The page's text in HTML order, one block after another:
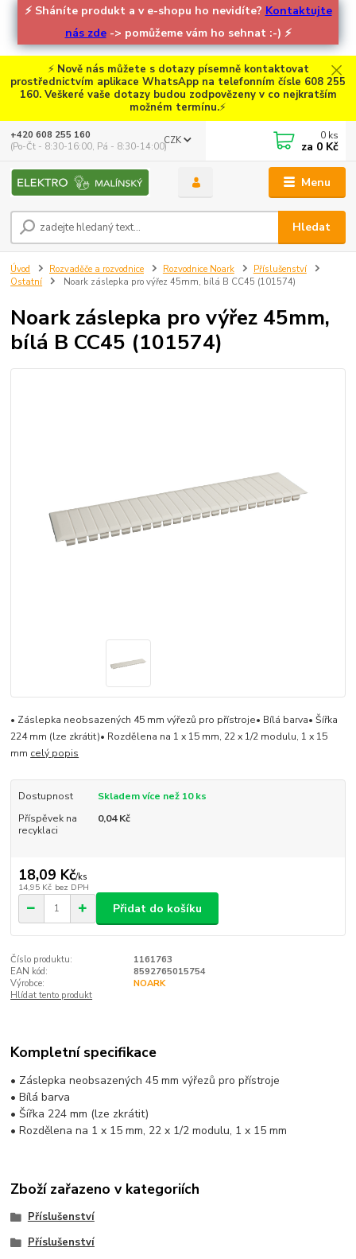
⚡ Sháníte produkt a v e-shopu ho nevidíte? Kontaktujte
nás zde-> pomůžeme vám ho sehnat :-) ⚡
⚡ Nově nás můžete s dotazy písemně kontaktovat
prostřednictvím aplikace WhatsApp na telefonním čísle 608 255
160. Veškeré vaše dotazy budou zodpovězeny v co nejkratším
možném termínu.⚡
Menu
CZK
Hledat
+420 608 255 160
(Po-Čt - 8:30-16:00, Pá - 8:30-14:00)
0 ks
za 0 Kč
Úvod Rozvaděče a rozvodnice Rozvodnice Noark
Příslušenství
Ostatní
Noark záslepka pro výřez 45mm, bílá B CC45 (101574)
Noark záslepka pro výřez 45mm,
bílá B CC45 (101574)
• Záslepka neobsazených 45 mm výřezů pro přístroje• Bílá barva• Šířka
224 mm (lze zkrátit)• Rozdělena na 1 x 15 mm, 22 x 1/2 modulu, 1 x 15
mm celý popis
Dostupnost
Skladem více než 10 ks
Příspěvek na
recyklaci
0,04 Kč
18,09 Kč/ks
14,95 Kč bez DPH
Přidat do košíku
Číslo produktu:
1161763
EAN kód:
8592765015754
Výrobce:
NOARK
Hlídat tento produkt
Kompletní specifikace
• Záslepka neobsazených 45 mm výřezů pro přístroje
• Bílá barva
• Šířka 224 mm (lze zkrátit)
• Rozdělena na 1 x 15 mm, 22 x 1/2 modulu, 1 x 15 mm
Zboží zařazeno v kategoriích
Příslušenství
Příslušenství